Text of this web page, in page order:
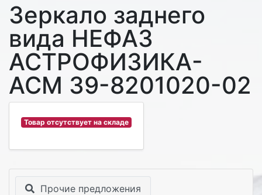
Зеркало заднего
вида НЕФАЗ
АСТРОФИЗИКА-
АСМ 39-8201020-02
Товар отсутствует на складе
Прочие предложения